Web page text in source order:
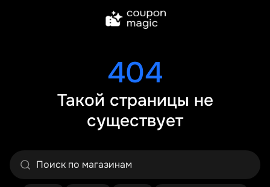
404
Такой страницы не
существует